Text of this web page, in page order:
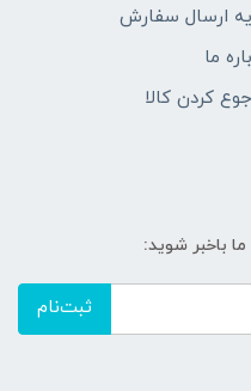
ارسال سفارش
ما
کردن کالا
باخبر شوید:
ثبت‌نام